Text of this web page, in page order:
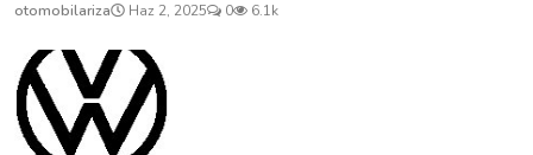
otomobilariza
Haz 2, 2025 0 6.1k